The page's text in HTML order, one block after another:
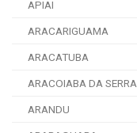
APIAI
ARACARIGUAMA
ARACATUBA
ARACOIABA DA SERRA
ARANDU